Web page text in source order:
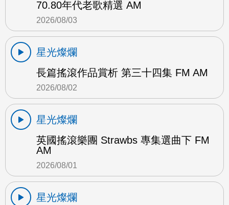
70.80年代老歌精選 AM
2026/08/03
星光燦爛
長篇搖滾作品賞析 第三十四集 FM AM
2026/08/02
星光燦爛
英國搖滾樂團 Strawbs 專集選曲下 FM
AM
2026/08/01
星光燦爛